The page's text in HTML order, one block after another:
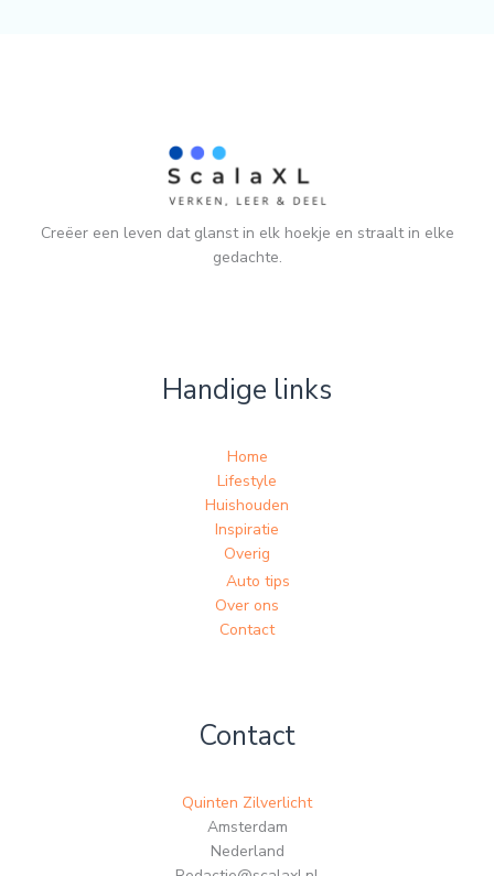
Creëer een leven dat glanst in elk hoekje en straalt in elke
gedachte.
Handige links
Home
Lifestyle
Huishouden
Inspiratie
Overig
Auto tips
Over ons
Contact
Contact
Quinten Zilverlicht
Amsterdam
Nederland